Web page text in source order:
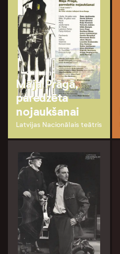
Māja Prāgā,
paredzēta
nojaukšanai
Latvijas Nacionālais teātris